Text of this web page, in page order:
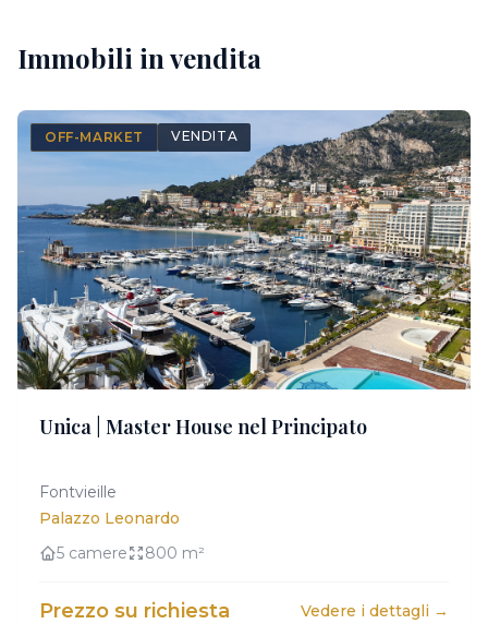
Immobili in vendita
Accesso esclusivo su richiesta
OFF-MARKET VENDITA
Unica | Master House nel Principato
Fontvieille
Palazzo Leonardo
5 camere
800 m²
Prezzo su richiesta Vedere i dettagli →